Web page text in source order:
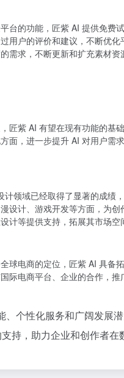
台的功能，匠紫 AI 提供免费
用户的评价和建议，不断优
需求，不断更新和扩充素材资
匠紫 AI 有望在现有功能的基
面，进一步提升 AI 对用户需
计领域已经取得了显著的成
设计、游戏开发等方面，为
计等提供支持，拓展其市场空
球电商的定位，匠紫 AI 具备
际电商平台、企业的合作，
、个性化服务和广阔发展
持，助力企业和创作者在